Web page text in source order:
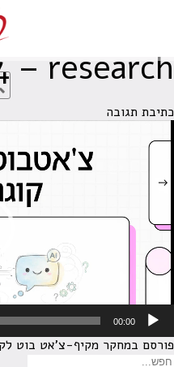
– research
כתיבת תגובה
וידאו
00:00
פורסם במחקר מקיף-צ'אט בוט